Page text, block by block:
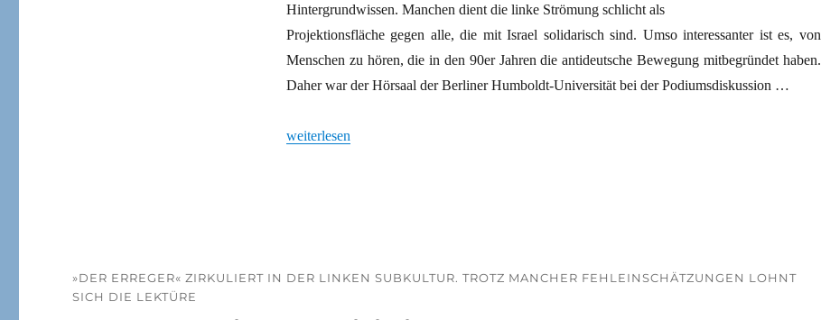
Hintergrundwissen. Manchen dient die linke Strömung schlicht als
Projektionsfläche gegen alle, die mit Israel solidarisch sind. Umso interessanter ist es, von
Menschen zu hören, die in den 90er Jahren die antideutsche Bewegung mitbegründet haben.
Daher war der Hörsaal der Berliner Humboldt-Universität bei der Podiumsdiskussion …
„Bruch oderKontinuität?“
weiterlesen
»DER ERREGER« ZIRKULIERT IN DER LINKEN SUBKULTUR. TROTZ MANCHER FEHLEINSCHÄTZUNGEN LOHNT
SICH DIE LEKTÜRE